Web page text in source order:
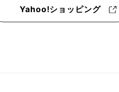
Yahoo!ショッピング